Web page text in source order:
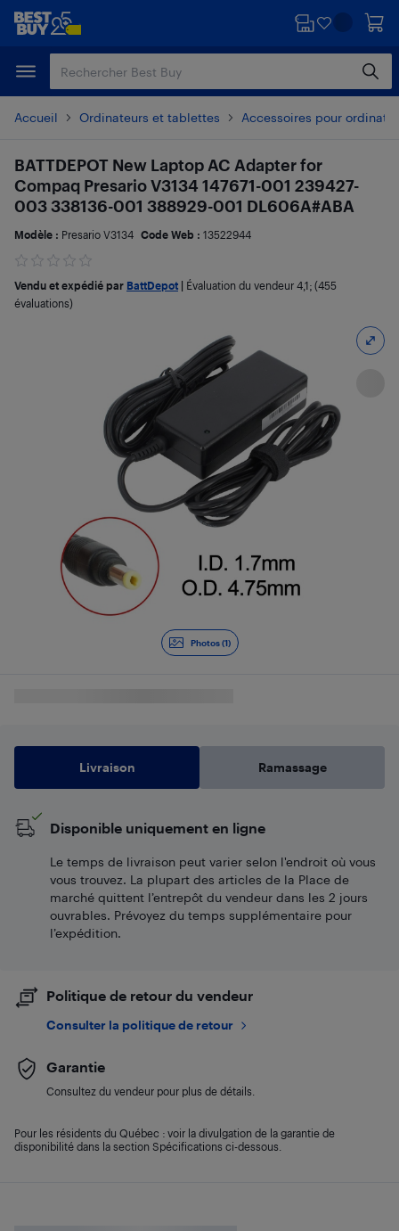
Passer
principal
Passer
Accueil Ordinateurs et tablettes Accessoires pour
Photos (1)
BATTDEPOT New Laptop AC Adapter for
Compaq Presario V3134 147671-001 239427-
003 338136-001 388929-001 DL606A#ABA
Modèle : Presario V3134 Code Web : 13522944
Vendu et expédié par BattDepot Évaluation du vendeur 4,1; (455
évaluations)
Livraison Ramassage
Disponible uniquement en ligne
Le temps de livraison peut varier selon l'endroit où vous
vous trouvez. La plupart des articles de la Place de
marché quittent l’entrepôt du vendeur dans les 2 jours
ouvrables. Prévoyez du temps supplémentaire pour
l’expédition.
Politique de retour du vendeur
Consulter la politique de retour
Garantie
Consultez du vendeur pour plus de détails.
Pour les résidents du Québec : voir la divulgation de la garantie de
disponibilité dans la section Spécifications ci-dessous.